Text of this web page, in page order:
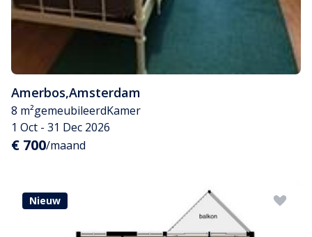
Amerbos,Amsterdam
8 m²gemeubileerdKamer
1 Oct - 31 Dec 2026
€ 700/maand
Nieuw